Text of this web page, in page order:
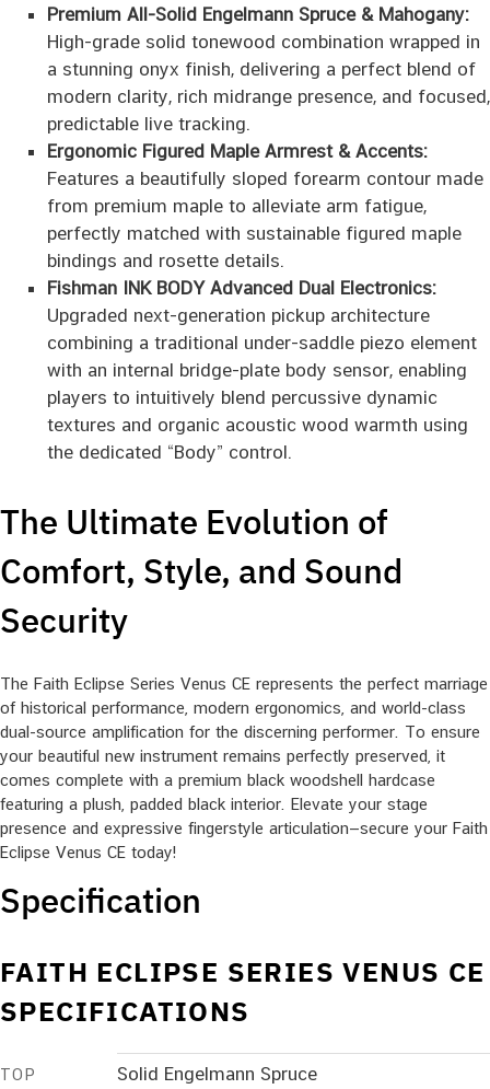
Premium All-Solid Engelmann Spruce & Mahogany:
High-grade solid tonewood combination wrapped in
a stunning onyx finish, delivering a perfect blend of
modern clarity, rich midrange presence, and focused,
predictable live tracking.
Ergonomic Figured Maple Armrest & Accents:
Features a beautifully sloped forearm contour made
from premium maple to alleviate arm fatigue,
perfectly matched with sustainable figured maple
bindings and rosette details.
Fishman INK BODY Advanced Dual Electronics:
Upgraded next-generation pickup architecture
combining a traditional under-saddle piezo element
with an internal bridge-plate body sensor, enabling
players to intuitively blend percussive dynamic
textures and organic acoustic wood warmth using
the dedicated “Body” control.
The Ultimate Evolution of
Comfort, Style, and Sound
Security
The Faith Eclipse Series Venus CE represents the perfect marriage
of historical performance, modern ergonomics, and world-class
dual-source amplification for the discerning performer. To ensure
your beautiful new instrument remains perfectly preserved, it
comes complete with a premium black woodshell hardcase
featuring a plush, padded black interior. Elevate your stage
presence and expressive fingerstyle articulation—secure your Faith
Eclipse Venus CE today!
Specification
FAITH ECLIPSE SERIES VENUS CE
SPECIFICATIONS
TOP Solid Engelmann Spruce